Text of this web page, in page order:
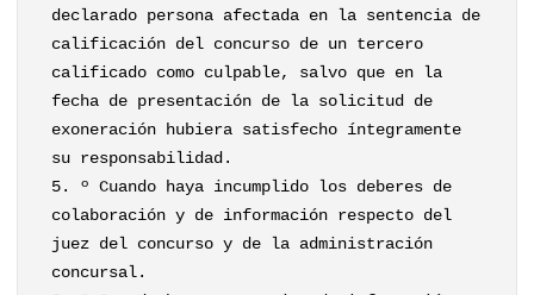
declarado persona afectada en la sentencia de
calificación del concurso de un tercero
calificado como culpable, salvo que en la
fecha de presentación de la solicitud de
exoneración hubiera satisfecho íntegramente
su responsabilidad.
5. º Cuando haya incumplido los deberes de
colaboración y de información respecto del
juez del concurso y de la administración
concursal.